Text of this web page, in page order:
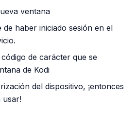
ventana
de haber iniciado sesión en el
de carácter que se
de Kodi
del dispositivo, ¡entonces
usar!